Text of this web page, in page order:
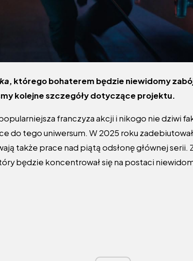
, którego bohaterem będzie niewidomy
kolejne szczegóły dotyczące projektu.
franczyza akcji i nikogo nie dziwi
do tego uniwersum. W 2025 roku
także prace nad piątą odsłonę głównej serii.
będzie koncentrował się na postaci